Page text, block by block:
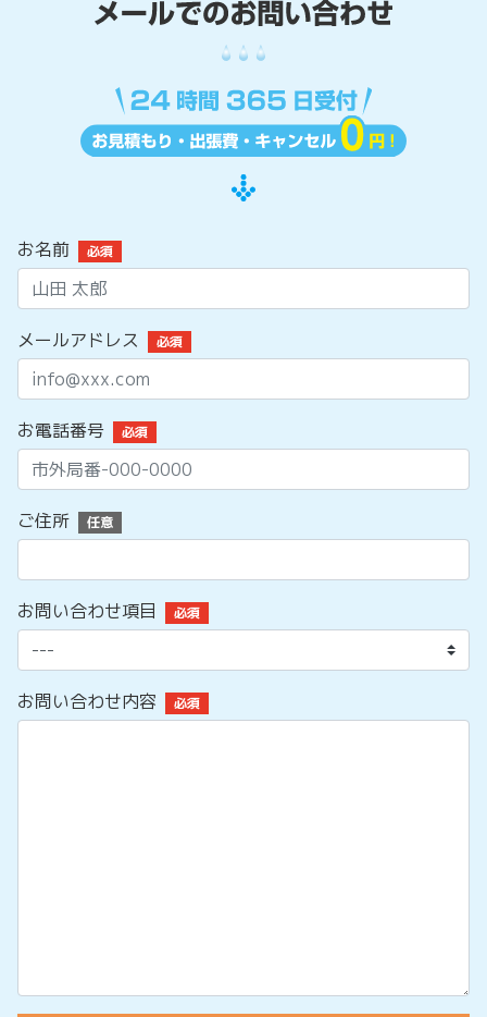
お名前 必須
メールアドレス 必須
お電話番号 必須
ご住所 任意
お問い合わせ項目 必須
お問い合わせ内容 必須